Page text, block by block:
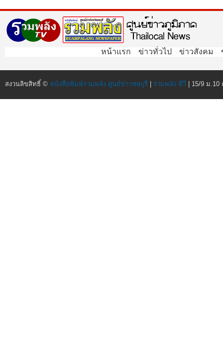
หน้าแรก ข่าวทั่วไป ข่าวสังคม
สงวนลิขสิทธิ์ © หนังสือพิมพ์รวมพลัง ศูนย์ข่าวชลบุรี | รวมพลัง ทีวี | 15/9 ม.10